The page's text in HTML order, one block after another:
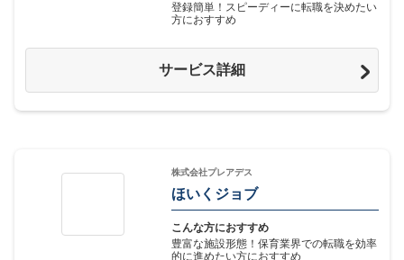
登録簡単！スピーディーに転職を決めたい
方におすすめ
サービス詳細
株式会社プレアデス
ほいくジョブ
こんな方におすすめ
豊富な施設形態！保育業界での転職を効率
的に進めたい方におすすめ